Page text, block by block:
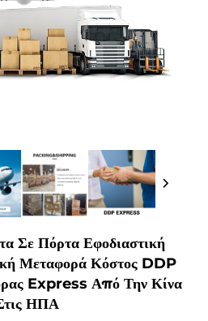
Σε Πόρτα Εφοδιαστική
Μεταφορά Κόστος DDP
Express Από Την Κίνα
ΗΠΑ